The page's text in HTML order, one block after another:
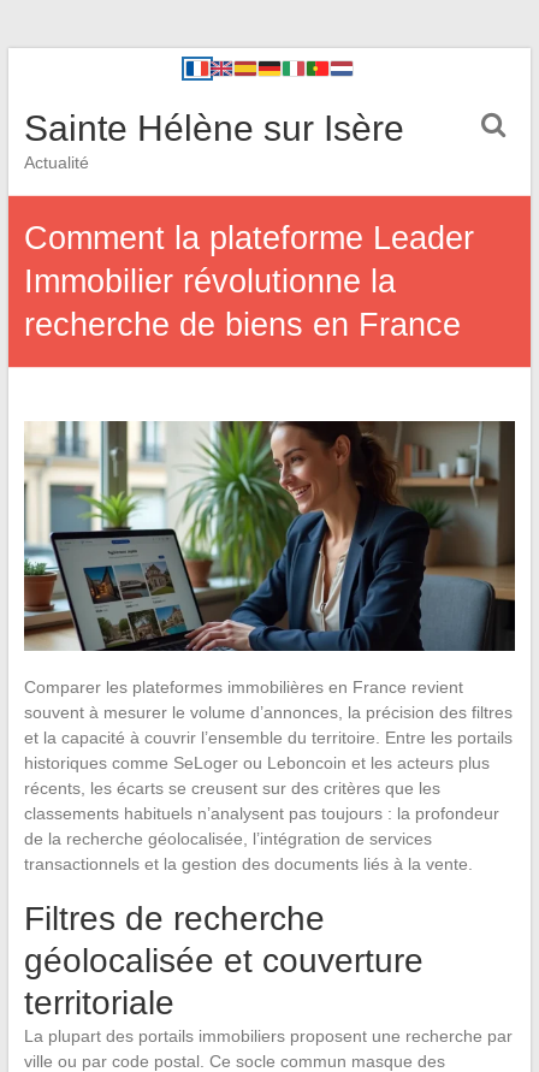
Sainte Hélène sur Isère
Actualité
Comment la plateforme Leader
Immobilier révolutionne la
recherche de biens en France
Comparer les plateformes immobilières en France revient
souvent à mesurer le volume d’annonces, la précision des filtres
et la capacité à couvrir l’ensemble du territoire. Entre les portails
historiques comme SeLoger ou Leboncoin et les acteurs plus
récents, les écarts se creusent sur des critères que les
classements habituels n’analysent pas toujours : la profondeur
de la recherche géolocalisée, l’intégration de services
transactionnels et la gestion des documents liés à la vente.
Filtres de recherche
géolocalisée et couverture
territoriale
La plupart des portails immobiliers proposent une recherche par
ville ou par code postal. Ce socle commun masque des